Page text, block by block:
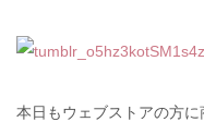
本日もウェブストアの方